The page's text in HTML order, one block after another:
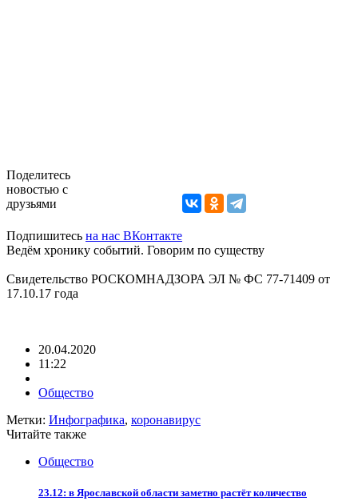
Поделитесь
новостью с
друзьями
Подпишитесь на нас ВКонтакте
Ведём хронику событий. Говорим по существу
Свидетельство РОСКОМНАДЗОРА ЭЛ № ФС 77-71409 от
17.10.17 года
20.04.2020
11:22
Общество
Метки: Инфографика, коронавирус
Читайте также
Общество
23.12: в Ярославской области заметно растёт количество